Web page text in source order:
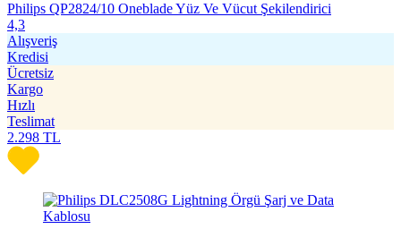
Philips QP2824/10 Oneblade Yüz Ve Vücut Şekilendirici
4,3
Alışveriş
Kredisi
Ücretsiz
Kargo
Hızlı
Teslimat
2.298 TL